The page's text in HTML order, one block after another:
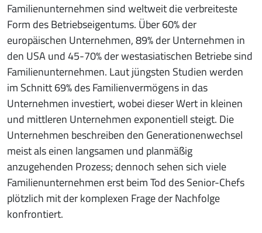
Familienunternehmen sind weltweit die verbreiteste
Form des Betriebseigentums. Über 60% der
europäischen Unternehmen, 89% der Unternehmen in
den USA und 45-70% der westasiatischen Betriebe sind
Familienunternehmen. Laut jüngsten Studien werden
im Schnitt 69% des Familienvermögens in das
Unternehmen investiert, wobei dieser Wert in kleinen
und mittleren Unternehmen exponentiell steigt. Die
Unternehmen beschreiben den Generationenwechsel
meist als einen langsamen und planmäßig
anzugehenden Prozess; dennoch sehen sich viele
Familienunternehmen erst beim Tod des Senior-Chefs
plötzlich mit der komplexen Frage der Nachfolge
konfrontiert.